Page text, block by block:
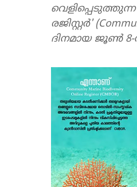
രജിസ്റ്റർ'
ദിനമായ ജൂൺ